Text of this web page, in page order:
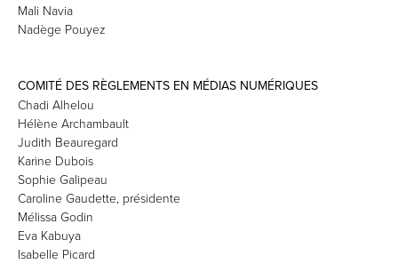
Mali Navia
Nadège Pouyez
COMITÉ DES RÈGLEMENTS EN MÉDIAS NUMÉRIQUES
Chadi Alhelou
Hélène Archambault
Judith Beauregard
Karine Dubois
Sophie Galipeau
Caroline Gaudette, présidente
Mélissa Godin
Eva Kabuya
Isabelle Picard